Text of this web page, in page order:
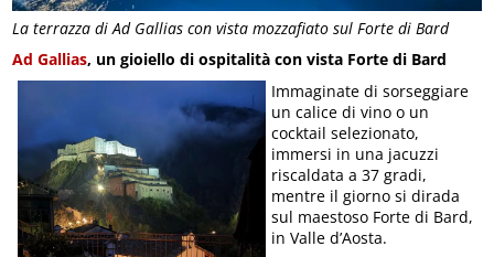
La terrazza di Ad Gallias con vista mozzafiato sul Forte di Bard
Ad Gallias, un gioiello di ospitalità con vista Forte di Bard
Immaginate di sorseggiare
un calice di vino o un
cocktail selezionato,
immersi in una jacuzzi
riscaldata a 37 gradi,
mentre il giorno si dirada
sul maestoso Forte di Bard,
in Valle d’Aosta.